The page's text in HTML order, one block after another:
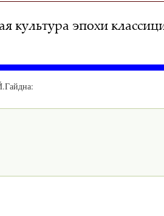
культура эпохи